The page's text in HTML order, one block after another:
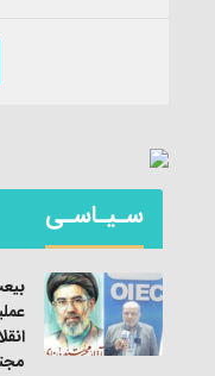
سـیـاسـی